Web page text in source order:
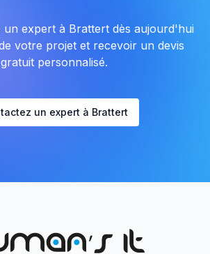
expert à Brattert dès aujourd'hui
votre projet et recevoir un devis
gratuit personnalisé.
un expert à Brattert